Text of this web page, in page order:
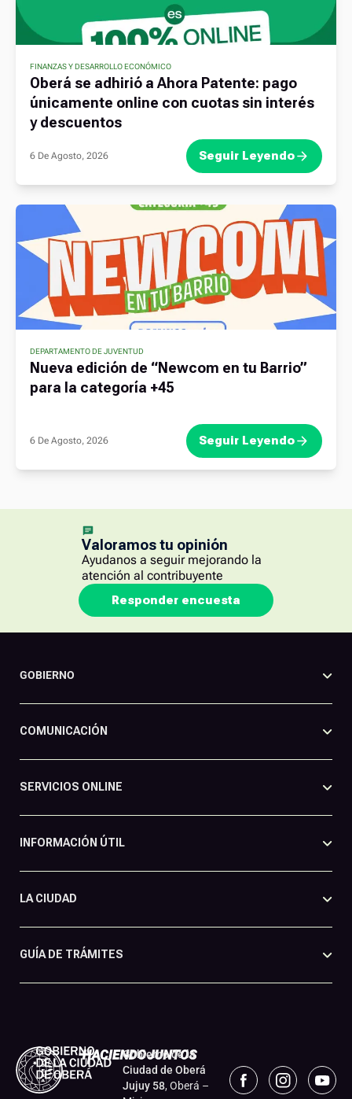
FINANZAS Y DESARROLLO ECONÓMICO
Oberá se adhirió a Ahora Patente: pago
únicamente online con cuotas sin interés
y descuentos
6 De Agosto, 2026 Seguir Leyendo
DEPARTAMENTO DE JUVENTUD
Nueva edición de “Newcom en tu Barrio”
para la categoría +45
6 De Agosto, 2026 Seguir Leyendo
Valoramos tu opinión
Ayudanos a seguir mejorando la
atención al contribuyente
Responder encuesta
GOBIERNO
COMUNICACIÓN
SERVICIOS ONLINE
INFORMACIÓN ÚTIL
LA CIUDAD
GUÍA DE TRÁMITES
Gobierno de la
Ciudad de Oberá
Jujuy 58, Oberá –